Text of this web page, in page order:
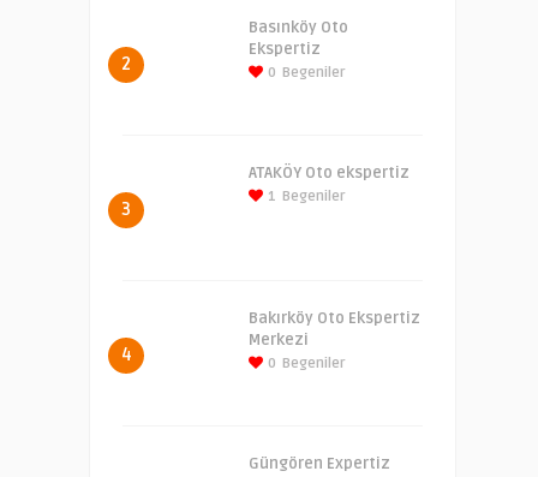
2
Basınköy Oto
Ekspertiz
0 Begeniler
3
ATAKÖY Oto ekspertiz
1 Begeniler
4
Bakırköy Oto Ekspertiz
Merkezi
0 Begeniler
Güngören Expertiz